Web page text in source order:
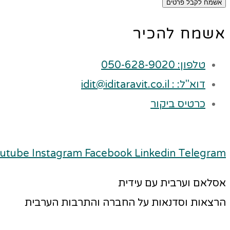
אשמח לקבל פרטים
אשמח להכיר
טלפון: 050-628-9020
דוא"ל: : idit@iditaravit.co.il
כרטיס ביקור
Instagram Facebook Linkedin Telegram
אסלאם וערבית עם עידית
הרצאות וסדנאות על החברה והתרבות הערבית